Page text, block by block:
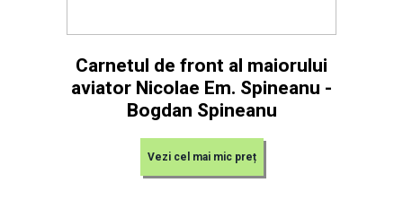
Carnetul de front al maiorului
aviator Nicolae Em. Spineanu -
Bogdan Spineanu
Vezi cel mai mic preț